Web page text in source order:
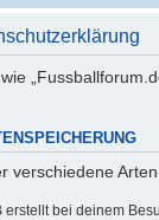
verschiedene
erstellt bei deinem